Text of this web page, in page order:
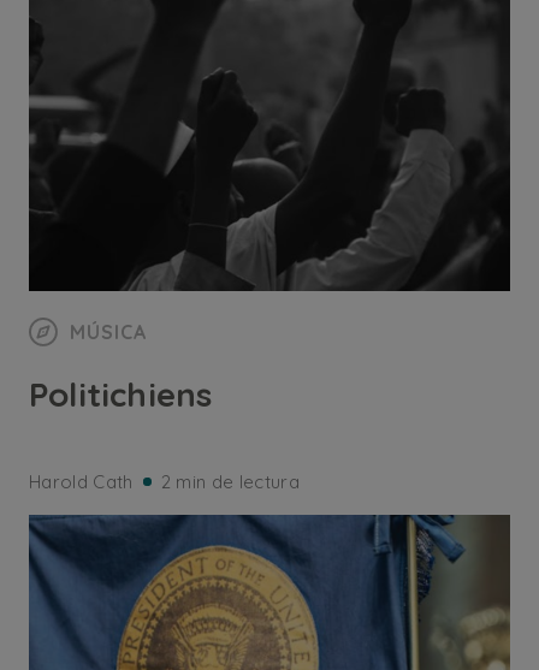
MÚSICA
Politichiens
Harold Cath 2 min de lectura